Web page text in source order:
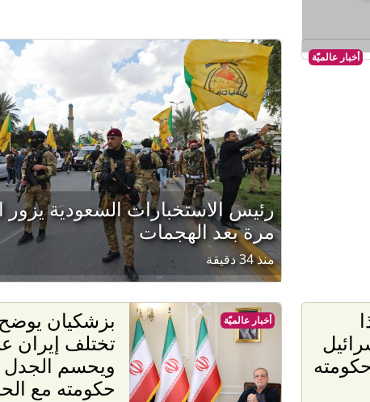
أخبار عالميّة
رئيس الاستخبارات السعودية يزور
مرة بعد الهجمات
منذ 34 دقيقة
بزشكيان يوضح
تختلف إيران
ويحسم
حكومته مع
أخبار عالميّة